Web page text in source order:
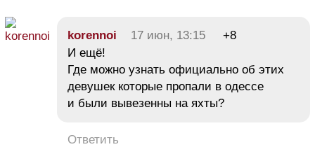
korennoi 17 июн, 13:15
+8
И ещё!
Где можно узнать официально об этих
девушек которые пропали в одессе
и были вывезенны на яхты?
Ответить